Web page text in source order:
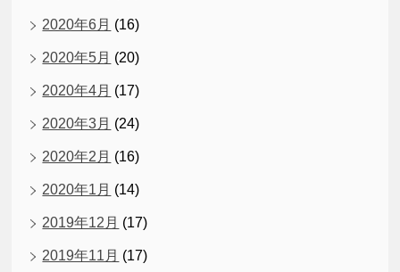
2020年6月 (16)
2020年5月 (20)
2020年4月 (17)
2020年3月 (24)
2020年2月 (16)
2020年1月 (14)
2019年12月 (17)
2019年11月 (17)